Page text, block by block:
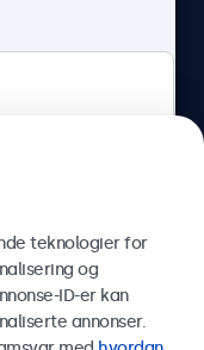
teknologier for
og
ID-er kan
annonser.